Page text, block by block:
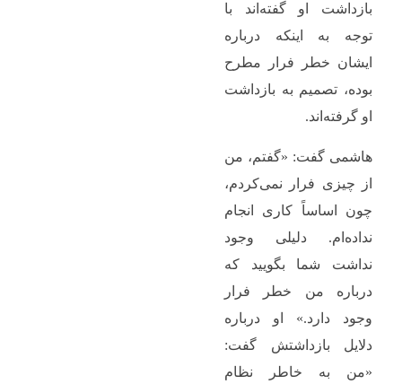
بازداشت او گفته‌اند با
توجه به اینکه درباره
ایشان خطر فرار مطرح
بوده، تصمیم به بازداشت
او گرفته‌اند.
هاشمی گفت: «گفتم، من
از چیزی فرار نمی‌کردم،
چون اساساً کاری انجام
نداده‌ام. دلیلی وجود
نداشت شما بگویید که
درباره من خطر فرار
وجود دارد.» او درباره
دلایل بازداشتش گفت:
«من به خاطر نظام